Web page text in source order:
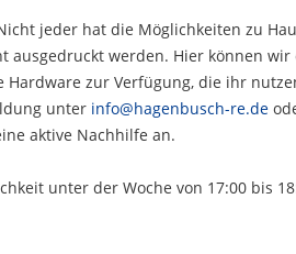
jeder hat die Möglichkeiten zu
ausgedruckt werden. Hier können wir
zur Verfügung, die ihr
unter info@hagenbusch-re.de
aktive Nachhilfe an.
unter der Woche von 17:00 bis